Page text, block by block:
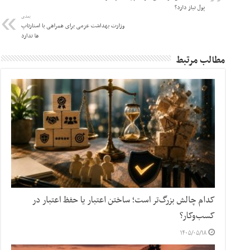
پول نیاز دارد؟
بعدی
وزارت بهداشت عزمی برای همراهی با استارتاپ
ها ندارد
مطالب مرتبط
کدام چالش بزرگ‌تر است؛ ساختن اعتبار یا حفظ اعتبار در
کسب‌وکار؟
۱۴۰۵/۰۵/۱۸